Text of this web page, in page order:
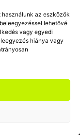
az eszközök
lehetővé
vagy egyedi
hiánya vagy
for your patience